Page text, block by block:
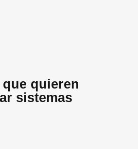
que quieren
sistemas